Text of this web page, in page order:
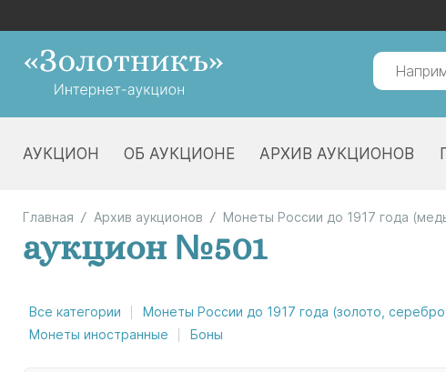
АУКЦИОН ОБ АУКЦИОНЕ АРХИВ АУКЦИОНОВ
Главная Архив аукционов Монеты России до 1917 года
аукцион №501
Все категории Монеты России до 1917 года (золото,
Монеты иностранные
Боны